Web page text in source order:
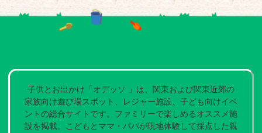
子供とお出かけ「オデッソ 」は、関東および関東近郊の
家族向け遊び場スポット、レジャー施設、子ども向けイベ
ントの総合サイトです。ファミリーで楽しめるオススメ施
設を掲載。こどもとママ・パパが現地体験して採点した親